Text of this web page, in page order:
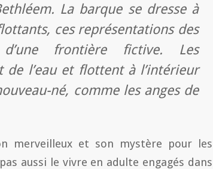
La barque se dresse à
ces représentations des
frontière fictive. Les
de l’eau et flottent à l’intérieur
né, comme les anges de
merveilleux et son mystère pour les
aussi le vivre en adulte engagés dans